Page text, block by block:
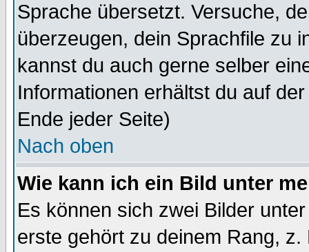
Sprache übersetzt. Versuche,
überzeugen, dein Sprachfile zu
kannst du auch gerne selber
Informationen erhältst du auf
Ende jeder Seite)
Nach oben
Wie kann ich ein Bild unter
Es können sich zwei Bilder
erste gehört zu deinem Rang,